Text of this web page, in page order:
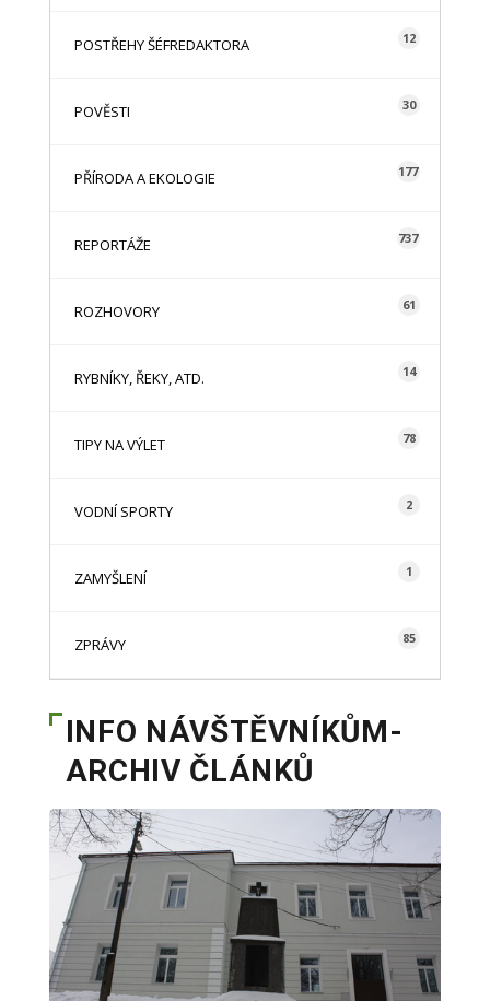
POSTŘEHY ŠÉFREDAKTORA 12
POVĚSTI 30
PŘÍRODA A EKOLOGIE 177
REPORTÁŽE 737
ROZHOVORY 61
RYBNÍKY, ŘEKY, ATD. 14
TIPY NA VÝLET 78
VODNÍ SPORTY 2
ZAMYŠLENÍ 1
ZPRÁVY 85
INFO NÁVŠTĚVNÍKŮM-
ARCHIV ČLÁNKŮ